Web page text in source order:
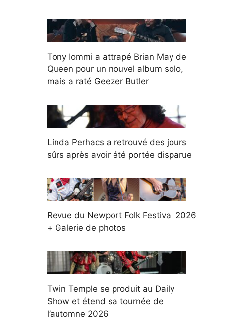
Tony Iommi a attrapé Brian May de
Queen pour un nouvel album solo,
mais a raté Geezer Butler
Linda Perhacs a retrouvé des jours
sûrs après avoir été portée disparue
Revue du Newport Folk Festival 2026
+ Galerie de photos
Twin Temple se produit au Daily
Show et étend sa tournée de
l’automne 2026